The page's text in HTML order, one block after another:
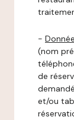
-
(nom
de
et/ou